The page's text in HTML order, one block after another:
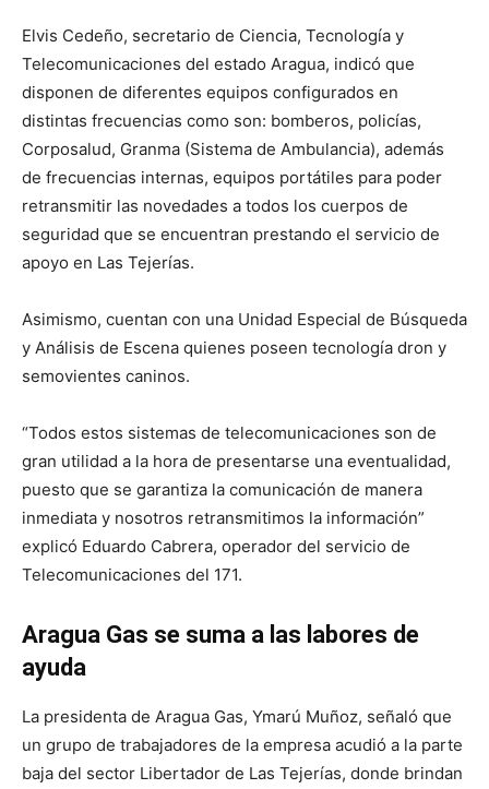
Elvis Cedeño, secretario de Ciencia, Tecnología y
Telecomunicaciones del estado Aragua, indicó que
disponen de diferentes equipos configurados en
distintas frecuencias como son: bomberos, policías,
Corposalud, Granma (Sistema de Ambulancia), además
de frecuencias internas, equipos portátiles para poder
retransmitir las novedades a todos los cuerpos de
seguridad que se encuentran prestando el servicio de
apoyo en Las Tejerías.
Asimismo, cuentan con una Unidad Especial de Búsqueda
y Análisis de Escena quienes poseen tecnología dron y
semovientes caninos.
“Todos estos sistemas de telecomunicaciones son de
gran utilidad a la hora de presentarse una eventualidad,
puesto que se garantiza la comunicación de manera
inmediata y nosotros retransmitimos la información”
explicó Eduardo Cabrera, operador del servicio de
Telecomunicaciones del 171.
Aragua Gas se suma a las labores de
ayuda
La presidenta de Aragua Gas, Ymarú Muñoz, señaló que
un grupo de trabajadores de la empresa acudió a la parte
baja del sector Libertador de Las Tejerías, donde brindan